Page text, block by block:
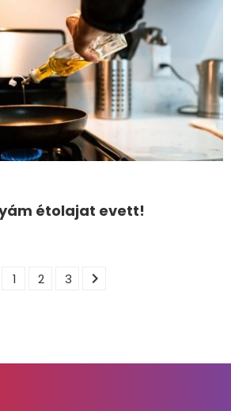
étolajat evett!
1 2 3 chevron_right